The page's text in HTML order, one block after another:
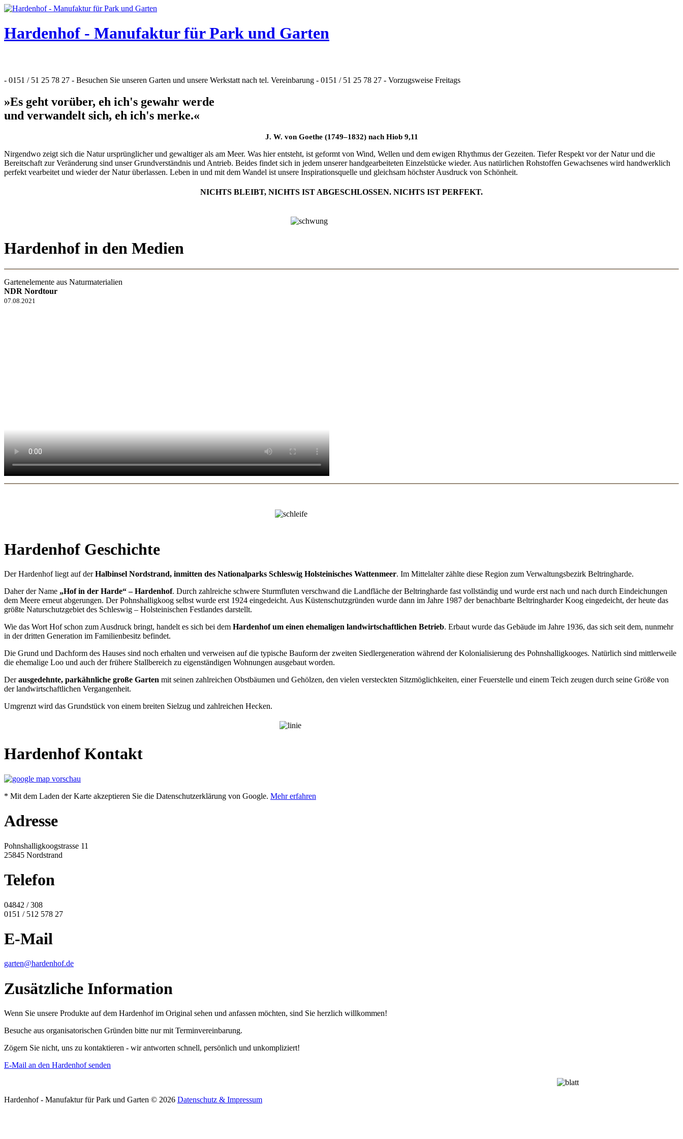
Hardenhof - Manufaktur für Park und Garten
- 0151 / 51 25 78 27 - Besuchen Sie unseren Garten und unsere Werkstatt nach tel. Vereinbarung - 0151 / 51 25 78 27 - Vorzugsweise Freitags
»Es geht vorüber, eh ich's gewahr werde
und verwandelt sich, eh ich's merke.«
J. W. von Goethe (1749–1832) nach Hiob 9,11
Nirgendwo zeigt sich die Natur ursprünglicher und gewaltiger als am Meer. Was hier entsteht, ist geformt von Wind, Wellen und dem ewigen Rhythmus der Gezeiten. Tiefer Respekt vor der Natur und die
Bereitschaft zur Veränderung sind unser Grundverständnis und Antrieb. Beides findet sich in jedem unserer handgearbeiteten Einzelstücke wieder. Aus natürlichen Rohstoffen Gewachsenes wird handwerklich
perfekt vearbeitet und wieder der Natur überlassen. Leben in und mit dem Wandel ist unsere Inspirationsquelle und gleichsam höchster Ausdruck von Schönheit.
NICHTS BLEIBT, NICHTS IST ABGESCHLOSSEN. NICHTS IST PERFEKT.
Hardenhof in den Medien
Gartenelemente aus Naturmaterialien
NDR Nordtour
07.08.2021
Hardenhof Geschichte
Der Hardenhof liegt auf derHalbinsel Nordstrand, inmitten des Nationalparks Schleswig Holsteinisches Wattenmeer. Im Mittelalter zählte diese Region zum Verwaltungsbezirk Beltringharde.
Daher der Name „Hof in der Harde“ – Hardenhof. Durch zahlreiche schwere Sturmfluten verschwand die Landfläche der Beltringharde fast vollständig und wurde erst nach und nach durch Eindeichungen
dem Meere erneut abgerungen. Der Pohnshalligkoog selbst wurde erst 1924 eingedeicht. Aus Küstenschutzgründen wurde dann im Jahre 1987 der benachbarte Beltringharder Koog eingedeicht, der heute das
größte Naturschutzgebiet des Schleswig – Holsteinischen Festlandes darstellt.
Wie das Wort Hof schon zum Ausdruck bringt, handelt es sich bei dem Hardenhof um einen ehemaligen landwirtschaftlichen Betrieb. Erbaut wurde das Gebäude im Jahre 1936, das sich seit dem, nunmehr
in der dritten Generation im Familienbesitz befindet.
Die Grund und Dachform des Hauses sind noch erhalten und verweisen auf die typische Bauform der zweiten Siedlergeneration während der Kolonialisierung des Pohnshalligkooges. Natürlich sind mittlerweile
die ehemalige Loo und auch der frühere Stallbereich zu eigenständigen Wohnungen ausgebaut worden.
Derausgedehnte, parkähnliche große Garten mit seinen zahlreichen Obstbäumen und Gehölzen, den vielen versteckten Sitzmöglichkeiten, einer Feuerstelle und einem Teich zeugen durch seine Größe von
der landwirtschaftlichen Vergangenheit.
Umgrenzt wird das Grundstück von einem breiten Sielzug und zahlreichen Hecken.
Hardenhof Kontakt
* Mit dem Laden der Karte akzeptieren Sie die Datenschutzerklärung von Google. Mehr erfahren
Adresse
Pohnshalligkoogstrasse 11
25845 Nordstrand
Telefon
04842 / 308
0151 / 512 578 27
E-Mail
garten@hardenhof.de
Zusätzliche Information
Wenn Sie unsere Produkte auf dem Hardenhof im Original sehen und anfassen möchten, sind Sie herzlich willkommen!
Besuche aus organisatorischen Gründen bitte nur mit Terminvereinbarung.
Zögern Sie nicht, uns zu kontaktieren - wir antworten schnell, persönlich und unkompliziert!
E-Mail an den Hardenhof senden
Hardenhof - Manufaktur für Park und Garten © 2026 Datenschutz & Impressum